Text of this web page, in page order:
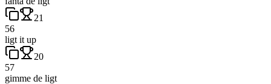
21
56
ligt it up
20
57
gimme de ligt